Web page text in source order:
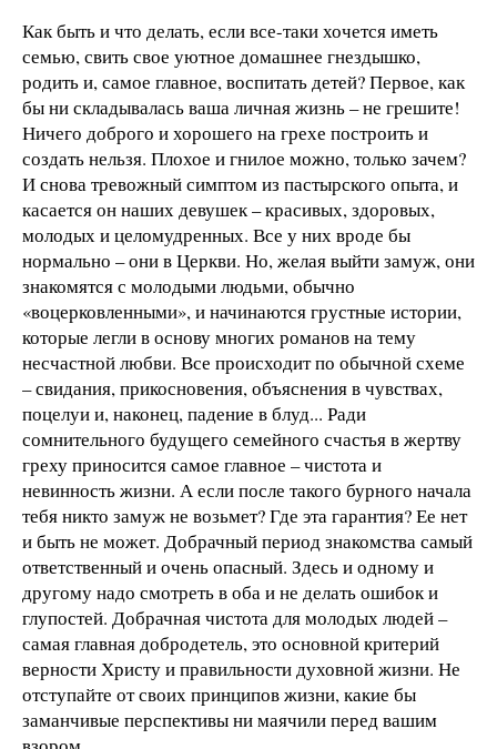
Как быть и что делать, если все-таки хочется иметь
семью, свить свое уютное домашнее гнездышко,
родить и, самое главное, воспитать детей? Первое, как
бы ни складывалась ваша личная жизнь – не грешите!
Ничего доброго и хорошего на грехе построить и
создать нельзя. Плохое и гнилое можно, только зачем?
И снова тревожный симптом из пастырского опыта, и
касается он наших девушек – красивых, здоровых,
молодых и целомудренных. Все у них вроде бы
нормально – они в Церкви. Но, желая выйти замуж, они
знакомятся с молодыми людьми, обычно
«воцерковленными», и начинаются грустные истории,
которые легли в основу многих романов на тему
несчастной любви. Все происходит по обычной схеме
– свидания, прикосновения, объяснения в чувствах,
поцелуи и, наконец, падение в блуд... Ради
сомнительного будущего семейного счастья в жертву
греху приносится самое главное – чистота и
невинность жизни. А если после такого бурного начала
тебя никто замуж не возьмет? Где эта гарантия? Ее нет
и быть не может. Добрачный период знакомства самый
ответственный и очень опасный. Здесь и одному и
другому надо смотреть в оба и не делать ошибок и
глупостей. Добрачная чистота для молодых людей –
самая главная добродетель, это основной критерий
верности Христу и правильности духовной жизни. Не
отступайте от своих принципов жизни, какие бы
заманчивые перспективы ни маячили перед вашим